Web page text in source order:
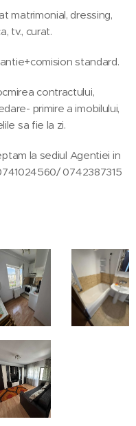
matrimonial, dressing,
tv., curat.
standard.
contractului,
primire a imobilului,
sa fie la zi.
la sediul Agentiei in
0742387315